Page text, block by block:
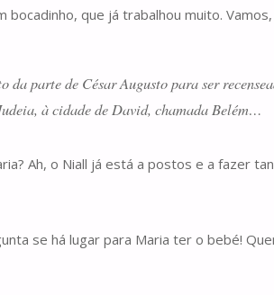
bocadinho, que já trabalhou muito.
da parte de César Augusto para ser
à cidade de David, chamada Belém…
Ah, o Niall já está a postos e a fazer
se há lugar para Maria ter o bebé!